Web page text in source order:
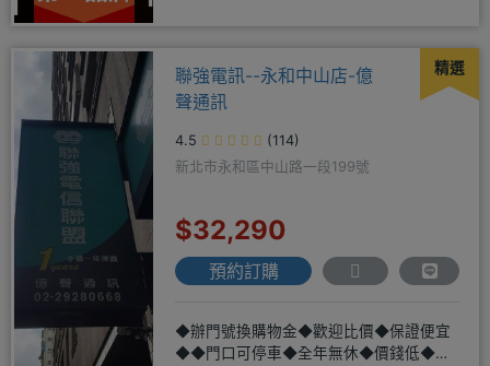
精選
聯強電訊--永和中山店-億
聲通訊
4.5
(114)
新北市永和區中山路一段199號
$32,290
預約訂購
◆辦門號換購物金◆歡迎比價◆保證便宜
◆◆門口可停車◆全年無休◆價錢低◆服